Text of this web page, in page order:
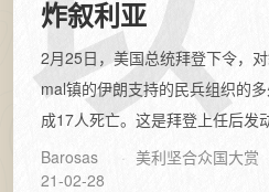
炸叙利亚
2月25日，美国总统拜登下令，
mal镇的伊朗支持的民兵组织的
成17人死亡。这是拜登上任后发
楼发唁人科比解释称：对...
Barosas 美利坚合众国大赏
21-02-28